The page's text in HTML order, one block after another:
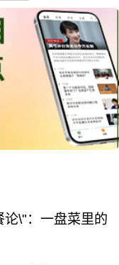
论\"：一盘菜里的